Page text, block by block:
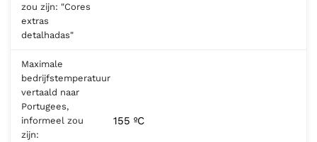
zou zijn: "Cores
extras
detalhadas"
Maximale
bedrijfstemperatuur
vertaald naar
Portugees,
informeel zou
zijn:
155 ºC